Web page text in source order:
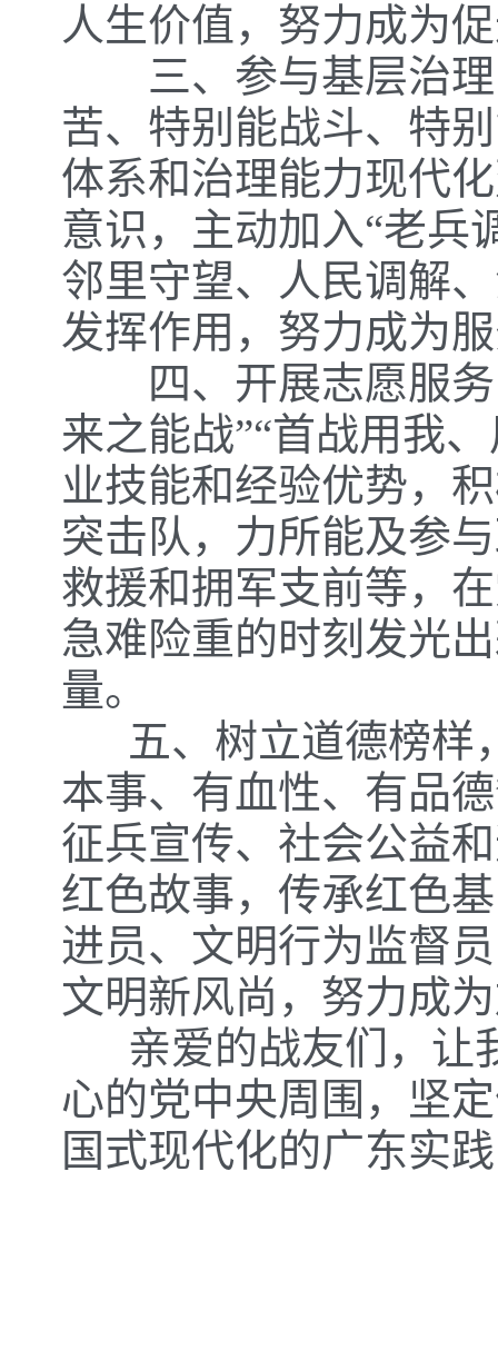
人生价值，努力成为
三、参与基层治理
苦、特别能战斗、特
体系和治理能力现代
意识，主动加入“老兵
邻里守望、人民调解
发挥作用，努力成为
四、开展志愿服务
来之能战”“首战用我
业技能和经验优势，
突击队，力所能及参
救援和拥军支前等，
急难险重的时刻发光
量。
五、树立道德榜样
本事、有血性、有品
征兵宣传、社会公益
红色故事，传承红色
进员、文明行为监督
文明新风尚，努力成
亲爱的战友们，让
心的党中央周围，坚
国式现代化的广东实